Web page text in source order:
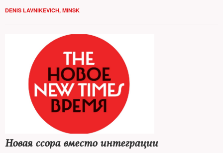
DENIS LAVNIKEVICH, MINSK
Новая ссора вместо интеграции